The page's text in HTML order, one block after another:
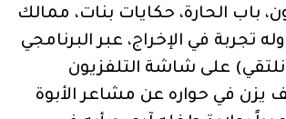
باب الحارة، حكايات بنات، ممالك
تجربة في الإخراج، عبر البرنامجي
نلتقي) على شاشة التلفزيون
في حواره عن مشاعر الأبوة